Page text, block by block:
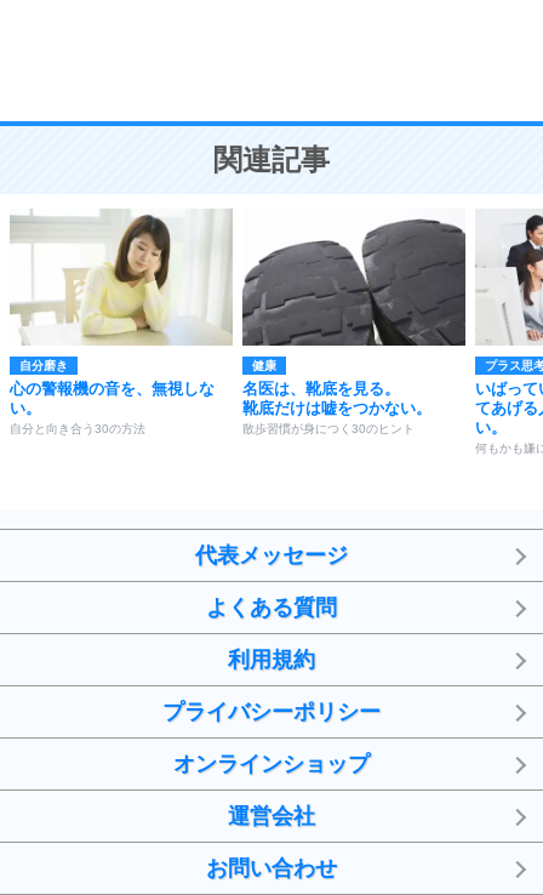
ことが大切。
関連記事
自分磨き
心の警報機の音を、無視しな
い。
自分と向き合う30の方法
健康
名医は、靴底を見る。
靴底だけは嘘をつかない。
散歩習慣が身につく30のヒント
プラス思
いばっ
てあげる
い。
何もかも嫌
代表メッセージ
よくある質問
利用規約
プライバシーポリシー
オンラインショップ
運営会社
お問い合わせ